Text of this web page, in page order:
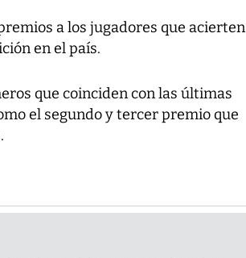
a los jugadores que acierten
en el país.
que coinciden con las últimas
el segundo y tercer premio que